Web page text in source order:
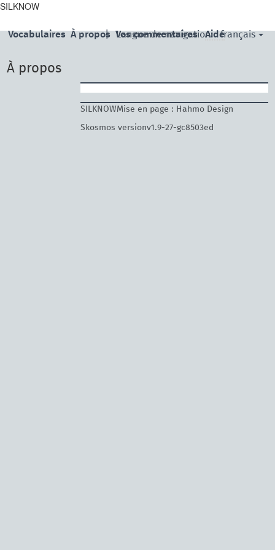
to
content
SILKNOW
| Langue de navigation: français
Vocabulaires À propos Vos commentaires Aide
À propos
SILKNOWMise en page : Hahmo Design
Skosmos versionv1.9-27-gc8503ed